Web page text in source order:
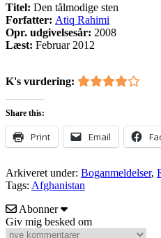
Titel: Den tålmodige sten
Forfatter: Atiq Rahimi
Opr. udgivelsesår: 2008
Læst: Februar 2012
K's vurdering:
Share this:
Print Email
Arkiveret under: Boganmeldelser,
Tags: Afghanistan
Abonner
Giv mig besked om